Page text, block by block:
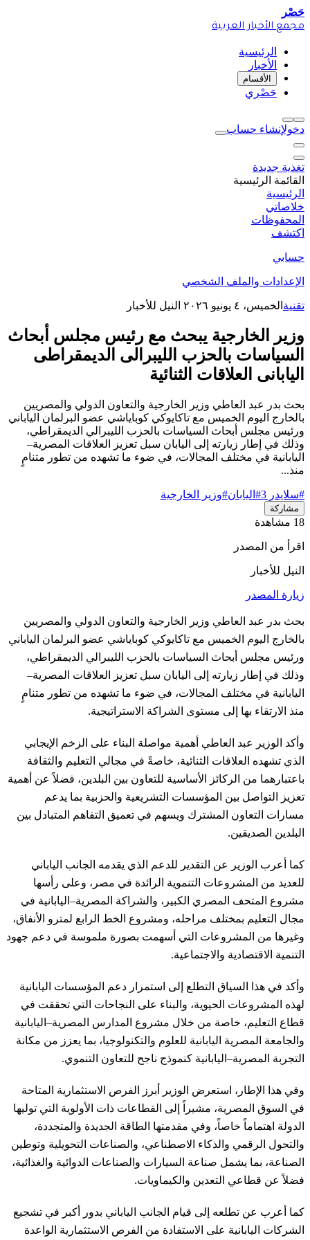
حَصْر
مجمع الأخبار العربية
الرئيسية
الأخبار
الأقسام
حَصْري
دخولإنشاء حساب
تغذية جديدة
القائمة الرئيسية
الرئيسية
خلاصاتي
المحفوظات
اكتشف
حسابي
الإعدادات والملف الشخصي
تقنية الخميس، ٤ يونيو ٢٠٢٦ النيل للأخبار
وزير الخارجية يبحث مع رئيس مجلس أبحاث
السياسات بالحزب الليبرالى الديمقراطى
اليابانى العلاقات الثنائية
بحث بدر عبد العاطي وزير الخارجية والتعاون الدولي والمصريين
بالخارج اليوم الخميس مع تاكايوكي كوباياشي عضو البرلمان الياباني
ورئيس مجلس أبحاث السياسات بالحزب الليبرالي الديمقراطي،
وذلك في إطار زيارته إلى اليابان سبل تعزيز العلاقات المصرية–
اليابانية في مختلف المجالات، في ضوء ما تشهده من تطور متنامٍ
منذ...
#سلايدر 3 #اليابان#وزير الخارجية
مشاركة
18 مشاهدة
اقرأ من المصدر
النيل للأخبار
زيارة المصدر
بحث بدر عبد العاطي وزير الخارجية والتعاون الدولي والمصريين
بالخارج اليوم الخميس مع تاكايوكي كوباياشي عضو البرلمان الياباني
ورئيس مجلس أبحاث السياسات بالحزب الليبرالي الديمقراطي،
وذلك في إطار زيارته إلى اليابان سبل تعزيز العلاقات المصرية–
اليابانية في مختلف المجالات، في ضوء ما تشهده من تطور متنامٍ
منذ الارتقاء بها إلى مستوى الشراكة الاستراتيجية.
وأكد الوزير عبد العاطي أهمية مواصلة البناء على الزخم الإيجابي
الذي تشهده العلاقات الثنائية، خاصةً في مجالي التعليم والثقافة
باعتبارهما من الركائز الأساسية للتعاون بين البلدين، فضلاً عن أهمية
تعزيز التواصل بين المؤسسات التشريعية والحزبية بما يدعم
مسارات التعاون المشترك ويسهم في تعميق التفاهم المتبادل بين
البلدين الصديقين.
كما أعرب الوزير عن التقدير للدعم الذي يقدمه الجانب الياباني
للعديد من المشروعات التنموية الرائدة في مصر، وعلى رأسها
مشروع المتحف المصري الكبير، والشراكة المصرية–اليابانية في
مجال التعليم بمختلف مراحله، ومشروع الخط الرابع لمترو الأنفاق،
وغيرها من المشروعات التي أسهمت بصورة ملموسة في دعم جهود
التنمية الاقتصادية والاجتماعية.
وأكد في هذا السياق التطلع إلى استمرار دعم المؤسسات اليابانية
لهذه المشروعات الحيوية، والبناء على النجاحات التي تحققت في
قطاع التعليم، خاصة من خلال مشروع المدارس المصرية–اليابانية
والجامعة المصرية اليابانية للعلوم والتكنولوجيا، بما يعزز من مكانة
التجربة المصرية–اليابانية كنموذج ناجح للتعاون التنموي.
وفي هذا الإطار، استعرض الوزير أبرز الفرص الاستثمارية المتاحة
في السوق المصرية، مشيراً إلى القطاعات ذات الأولوية التي توليها
الدولة اهتماماً خاصاً، وفي مقدمتها الطاقة الجديدة والمتجددة،
والتحول الرقمي والذكاء الاصطناعي، والصناعات التحويلية وتوطين
الصناعة، بما يشمل صناعة السيارات والصناعات الدوائية والغذائية،
فضلاً عن قطاعي التعدين والكيماويات.
كما أعرب عن تطلعه إلى قيام الجانب الياباني بدور أكبر في تشجيع
الشركات اليابانية على الاستفادة من الفرص الاستثمارية الواعدة